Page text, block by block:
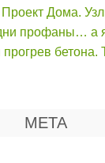
Дома.
профаны… а
бетона.
МЕТА